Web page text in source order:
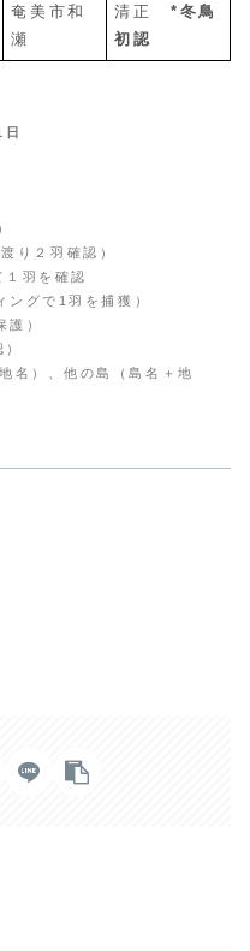
奄美市和
瀬
清正*冬鳥
初認
り２羽確認）
羽を確認
グで1羽を捕獲）
護）
名）、他の島（島名＋地